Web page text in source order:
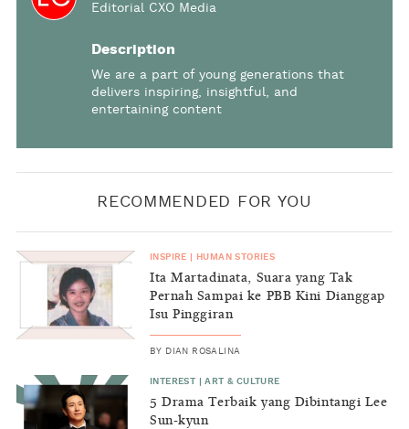
Editorial CXO Media
Description
We are a part of young generations that
delivers inspiring, insightful, and
entertaining content
RECOMMENDED FOR YOU
INSPIRE HUMAN STORIES
Ita Martadinata, Suara yang Tak
Pernah Sampai ke PBB Kini Dianggap
Isu Pinggiran
BY DIAN ROSALINA
INTEREST |ART & CULTURE
5 Drama Terbaik yang Dibintangi Lee
Sun-kyun